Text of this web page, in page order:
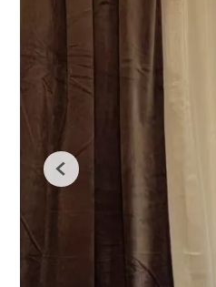
Previous